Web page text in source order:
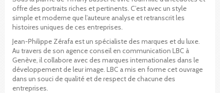
offre des portraits riches et pertinents. C’est avec un style
simple et moderne que l’auteure analyse et retranscrit les
histoires uniques de ces entreprises.
Jean-Philippe Zérafa est un spécialiste des marques et du luxe.
Au travers de son agence conseil en communication LBC à
Genève, il collabore avec des marques internationales dans le
développement de leur image. LBC a mis en forme cet ouvrage
dans un souci de qualité et de respect de chacune des
entreprises.